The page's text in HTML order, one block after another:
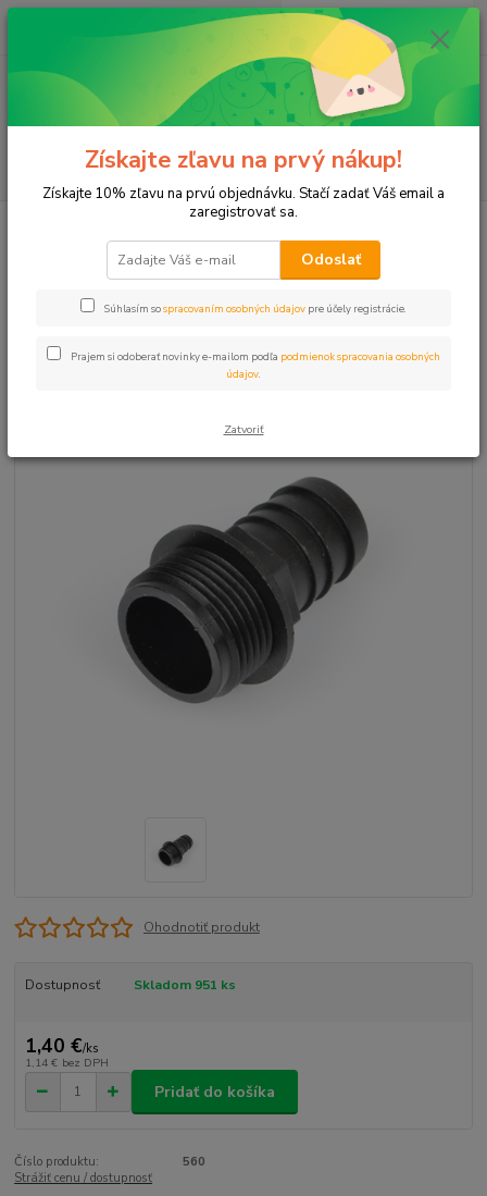
Menu
(Po-Pia, 8-17 hod.)
ks
za0 €
Plastové, Mosadzné komponenty
Prípojka plast 3/4" vonk-25mm
hadica
Ohodnotiť produkt
Dostupnosť Skladom 951 ks
1,40 €/ks
1,14 € bez DPH
Pridať do košíka
Číslo produktu:
560
Strážiť cenu / dostupnosť
Získajte zľavu na prvý nákup!
Získajte 10% zľavu na prvú objednávku. Stačí zadať Váš email a
zaregistrovať sa.
Odoslať
Súhlasím sospracovaním osobných údajov pre účely registrácie.
Prajem si odoberať novinky e-mailom podľa podmienok spracovania osobných
údajov
Zatvoriť